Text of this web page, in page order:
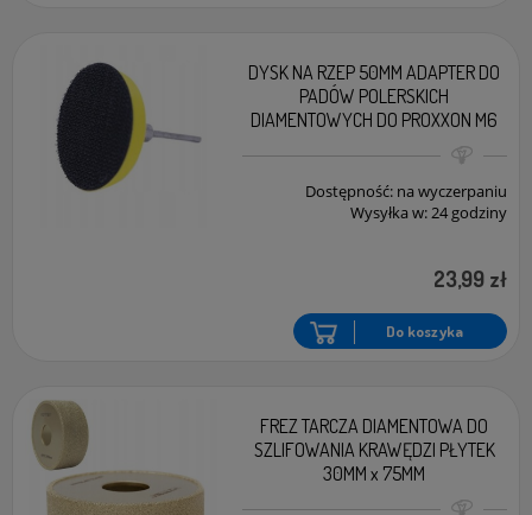
DYSK NA RZEP 50MM ADAPTER DO
PADÓW POLERSKICH
DIAMENTOWYCH DO PROXXON M6
Dostępność: na wyczerpaniu
Wysyłka w:24 godziny
23,99 zł
Do koszyka
FREZ TARCZA DIAMENTOWA DO
SZLIFOWANIA KRAWĘDZI PŁYTEK
30MM x 75MM